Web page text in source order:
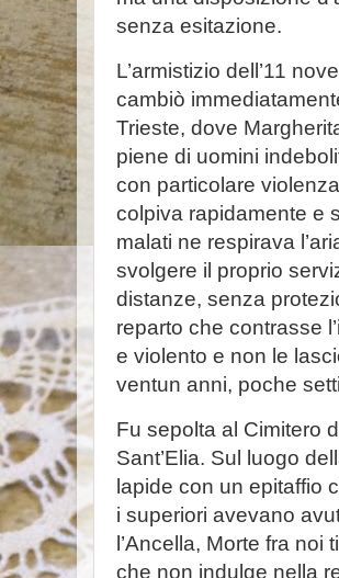
senza esitazione.
L’armistizio dell’11
cambiò
Trieste, dove
piene di uomini
con particolare
colpiva rapidamente e
malati ne respirava
svolgere il proprio
distanze, senza
reparto che contrasse
e violento e non le
ventun anni, poche
Fu sepolta al Cimitero
Sant’Elia. Sul luogo
lapide con un epitaffio
i superiori avevano
l’Ancella, Morte fra noi
che non indulge nella